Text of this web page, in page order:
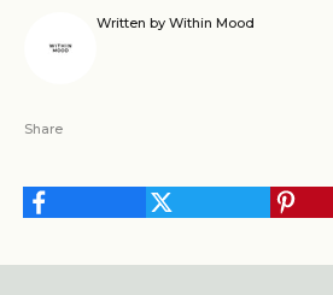
Written by Within Mood
Share